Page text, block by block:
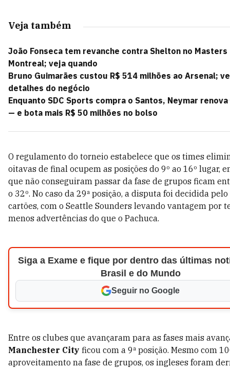
Veja também
João Fonseca tem revanche contra Shelton no Masters
Montreal; veja quando
Bruno Guimarães custou R$ 514 milhões ao Arsenal;
detalhes do negócio
Enquanto SDC Sports compra o Santos, Neymar
— e bota mais R$ 50 milhões no bolso
O regulamento do torneio estabelece que os times
oitavas de final ocupem as posições do 9º ao 16º lugar,
que não conseguiram passar da fase de grupos ficam
o 32º. No caso da 29ª posição, a disputa foi decidida
cartões, com o Seattle Sounders levando vantagem por
menos advertências do que o Pachuca.
Siga a Exame e fique por dentro das últimas
Brasil e do Mundo
Seguir no Google
Entre os clubes que avançaram para as fases mais
Manchester City ficou com a 9ª posição. Mesmo com
aproveitamento na fase de grupos, os ingleses foram